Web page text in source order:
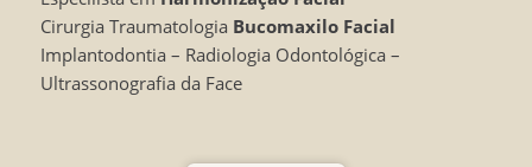
Cirurgia Traumatologia Bucomaxilo Facial
Implantodontia – Radiologia Odontológica –
Ultrassonografia da Face